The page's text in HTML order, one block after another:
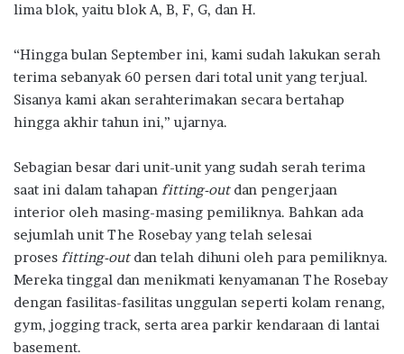
lima blok, yaitu blok A, B, F, G, dan H.
“Hingga bulan September ini, kami sudah lakukan serah
terima sebanyak 60 persen dari total unit yang terjual.
Sisanya kami akan serahterimakan secara bertahap
hingga akhir tahun ini,” ujarnya.
Sebagian besar dari unit-unit yang sudah serah terima
saat ini dalam tahapan fitting-outdan pengerjaan
interior oleh masing-masing pemiliknya. Bahkan ada
sejumlah unit The Rosebay yang telah selesai
proses fitting-outdan telah dihuni oleh para pemiliknya.
Mereka tinggal dan menikmati kenyamanan The Rosebay
dengan fasilitas-fasilitas unggulan seperti kolam renang,
gym, jogging track, serta area parkir kendaraan di lantai
basement.